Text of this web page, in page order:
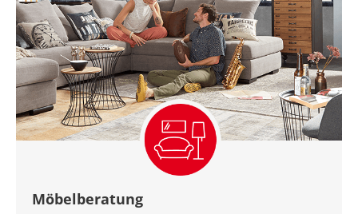
Möbelberatung